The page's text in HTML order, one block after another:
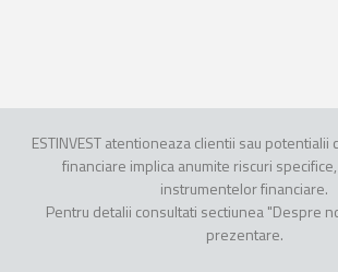
ESTINVEST atentioneaza clientii sau
financiare implica anumite riscuri
instrumentelor financiare.
Pentru detalii consultati sectiunea "Despre
prezentare.